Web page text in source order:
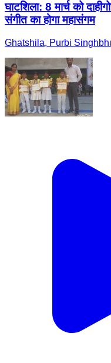
घाटशिला: 8 मार्च को
संगीत का होगा महासंगम
Ghatshila, Purbi